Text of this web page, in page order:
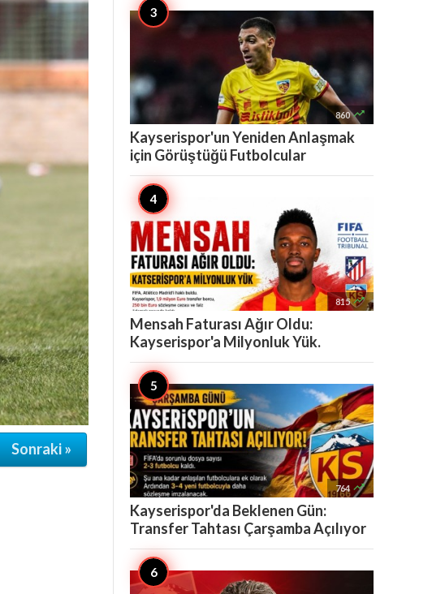
Sonraki »
860 
Kayserispor'un Yeniden Anlaşmak
için Görüştüğü Futbolcular
815 
Mensah Faturası Ağır Oldu:
Kayserispor'a Milyonluk Yük.
764 
Kayserispor'da Beklenen Gün:
Transfer Tahtası Çarşamba Açılıyor